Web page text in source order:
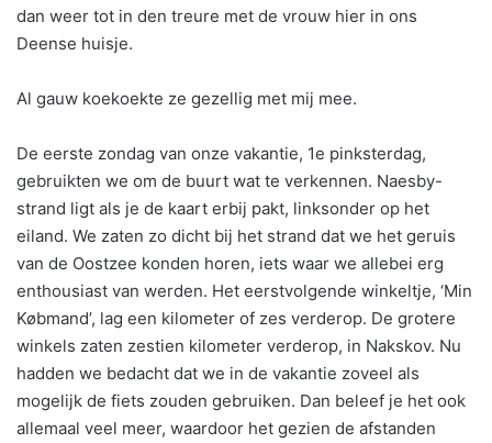
dan weer tot in den treure met de vrouw hier in ons
Deense huisje.
Al gauw koekoekte ze gezellig met mij mee.
De eerste zondag van onze vakantie, 1e pinksterdag,
gebruikten we om de buurt wat te verkennen. Naesby-
strand ligt als je de kaart erbij pakt, linksonder op het
eiland. We zaten zo dicht bij het strand dat we het geruis
van de Oostzee konden horen, iets waar we allebei erg
enthousiast van werden. Het eerstvolgende winkeltje, ‘Min
Købmand’, lag een kilometer of zes verderop. De grotere
winkels zaten zestien kilometer verderop, in Nakskov. Nu
hadden we bedacht dat we in de vakantie zoveel als
mogelijk de fiets zouden gebruiken. Dan beleef je het ook
allemaal veel meer, waardoor het gezien de afstanden